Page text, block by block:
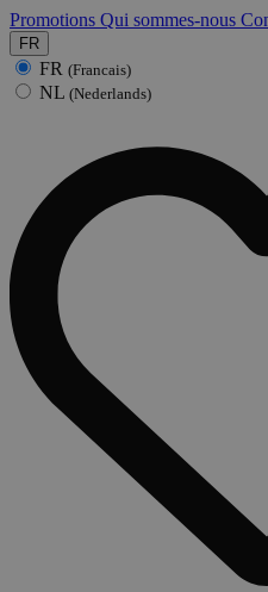
Promotions Qui sommes-nous
FR
FR (Francais)
NL (Nederlands)